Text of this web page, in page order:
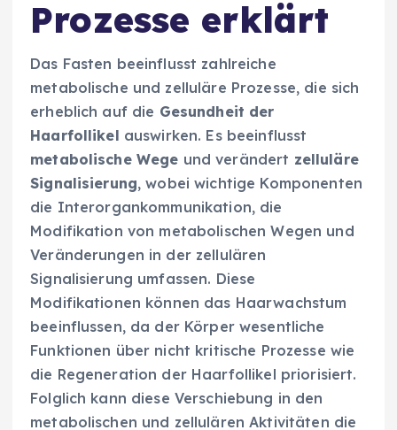
Prozesse erklärt
Das Fasten beeinflusst zahlreiche
metabolische und zelluläre Prozesse, die sich
erheblich auf die Gesundheit der
Haarfollikel auswirken. Es beeinflusst
metabolische Wege und verändert zelluläre
Signalisierung, wobei wichtige Komponenten
die Interorgankommunikation, die
Modifikation von metabolischen Wegen und
Veränderungen in der zellulären
Signalisierung umfassen. Diese
Modifikationen können das Haarwachstum
beeinflussen, da der Körper wesentliche
Funktionen über nicht kritische Prozesse wie
die Regeneration der Haarfollikel priorisiert.
Folglich kann diese Verschiebung in den
metabolischen und zellulären Aktivitäten die